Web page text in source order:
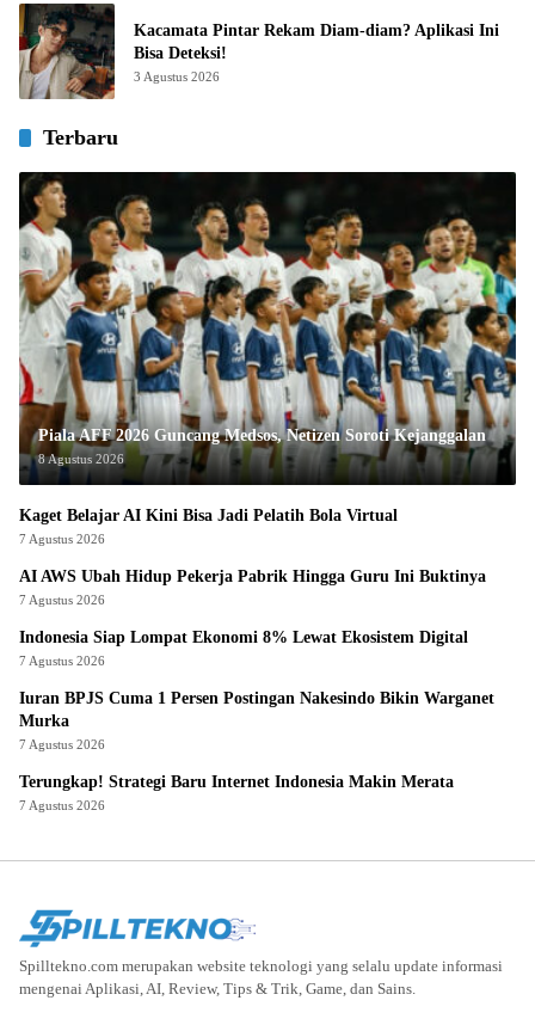
Kacamata Pintar Rekam Diam-diam? Aplikasi Ini
Bisa Deteksi!
3 Agustus 2026
Terbaru
Piala AFF 2026 Guncang Medsos, Netizen Soroti Kejanggalan
8 Agustus 2026
Kaget Belajar AI Kini Bisa Jadi Pelatih Bola Virtual
7 Agustus 2026
AI AWS Ubah Hidup Pekerja Pabrik Hingga Guru Ini Buktinya
7 Agustus 2026
Indonesia Siap Lompat Ekonomi 8% Lewat Ekosistem Digital
7 Agustus 2026
Iuran BPJS Cuma 1 Persen Postingan Nakesindo Bikin Warganet
Murka
7 Agustus 2026
Terungkap! Strategi Baru Internet Indonesia Makin Merata
7 Agustus 2026
Spilltekno.com merupakan website teknologi yang selalu update informasi
mengenai Aplikasi, AI, Review, Tips & Trik, Game, dan Sains.